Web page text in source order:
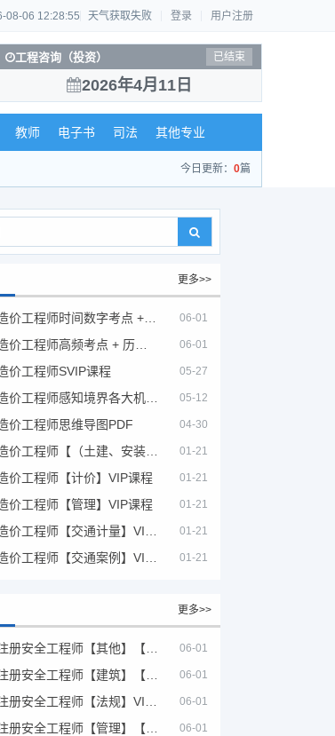
08-06 12:28:55 天气获取失败 登录 用户注册
工程咨询（投资） 已结束
2026年4月11日
教师 电子书 司法 其他专业
今日更新： 0篇
更多>>
2026年一级造价工程师时间数字考点 + 计算公式大全 06-01
2026年一级造价工程师高频考点 + 历年真题合集 06-01
价工程师SVIP课程 05-27
2026年一级造价工程师感知境界各大机构课程 05-12
价工程师思维导图PDF 04-30
2026年一级造价工程师【（土建、安装）案例】VIP课程 01-21
价工程师【计价】VIP课程 01-21
价工程师【管理】VIP课程 01-21
01-21
01-21
更多>>
2026年中级注册安全工程师【其他】【VIP基础同步班】 06-01
2026年中级注册安全工程师【建筑】【VIP基础同步班】 06-01
06-01
2026年中级注册安全工程师【管理】【VIP基础同步班】 06-01